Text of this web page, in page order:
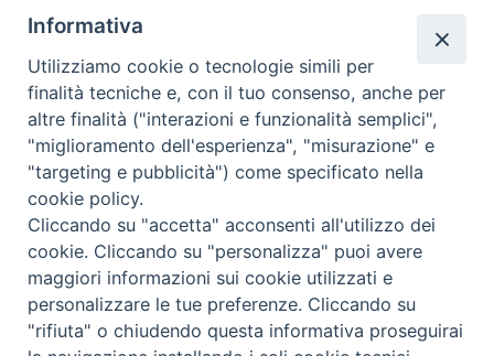
Redazione
Scrivici
Copyright © 2019 - Tutti i diritti riservati - Vita
Trentina Editrice
Privacy Policy
Torna
Informativa
Utilizziamo cookie o tecnologie simili per
finalità tecniche e, con il tuo consenso, anche per
altre finalità ("interazioni e funzionalità semplici",
"miglioramento dell'esperienza", "misurazione" e
"targeting e pubblicità") come specificato nella
cookie policy.
Cliccando su "accetta" acconsenti all'utilizzo dei
cookie. Cliccando su "personalizza" puoi avere
maggiori informazioni sui cookie utilizzati e
personalizzare le tue preferenze. Cliccando su
"rifiuta" o chiudendo questa informativa proseguirai